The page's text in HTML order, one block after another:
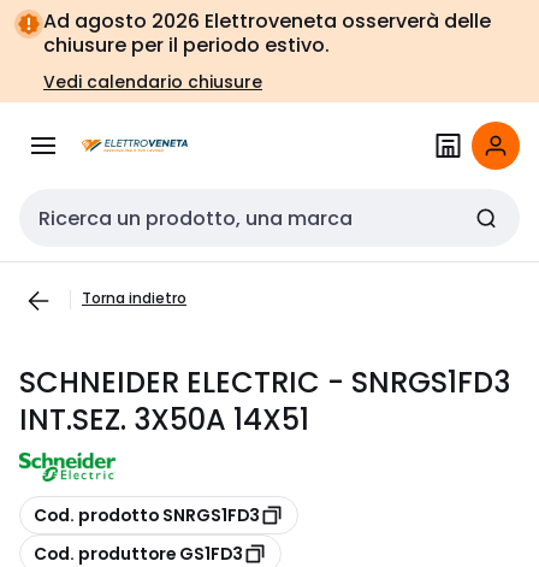
Vai alla
navigazione
Vai
alla
pagina
Ad agosto 2026 Elettroveneta osserverà delle
chiusure per il periodo estivo.
Vedi calendario chiusure
Cerca input
Torna indietro
SCHNEIDER ELECTRIC - SNRGS1FD3
INT.SEZ. 3X50A 14X51
copia
Cod. prodotto SNRGS1FD3
copia
Cod. produttore GS1FD3